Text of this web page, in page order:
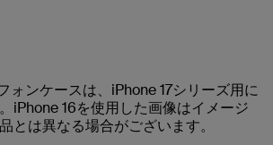
ォンケースは、iPhone 17シリーズ用に
iPhone 16を使用した画像はイメージ
とは異なる場合がございます。